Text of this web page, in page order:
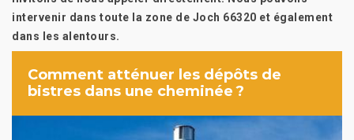
intervenir dans toute la zone de Joch 66320 et également
dans les alentours.
Comment atténuer les dépôts de
bistres dans une cheminée ?